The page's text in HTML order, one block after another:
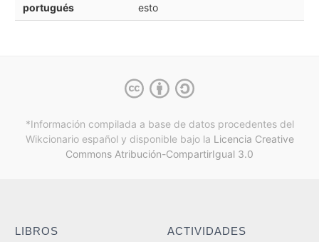
portugués esto
*Información compilada a base de datos procedentes del
Wikcionario español y disponible bajo la Licencia Creative
Commons Atribución-CompartirIgual 3.0
LIBROS ACTIVIDADES